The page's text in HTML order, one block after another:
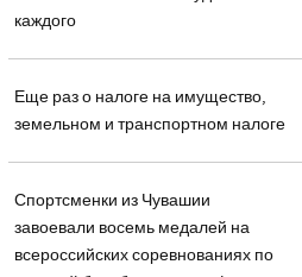
каждого
Еще раз о налоге на имущество,
земельном и транспортном налоге
Спортсменки из Чувашии
завоевали восемь медалей на
всероссийских соревнованиях по